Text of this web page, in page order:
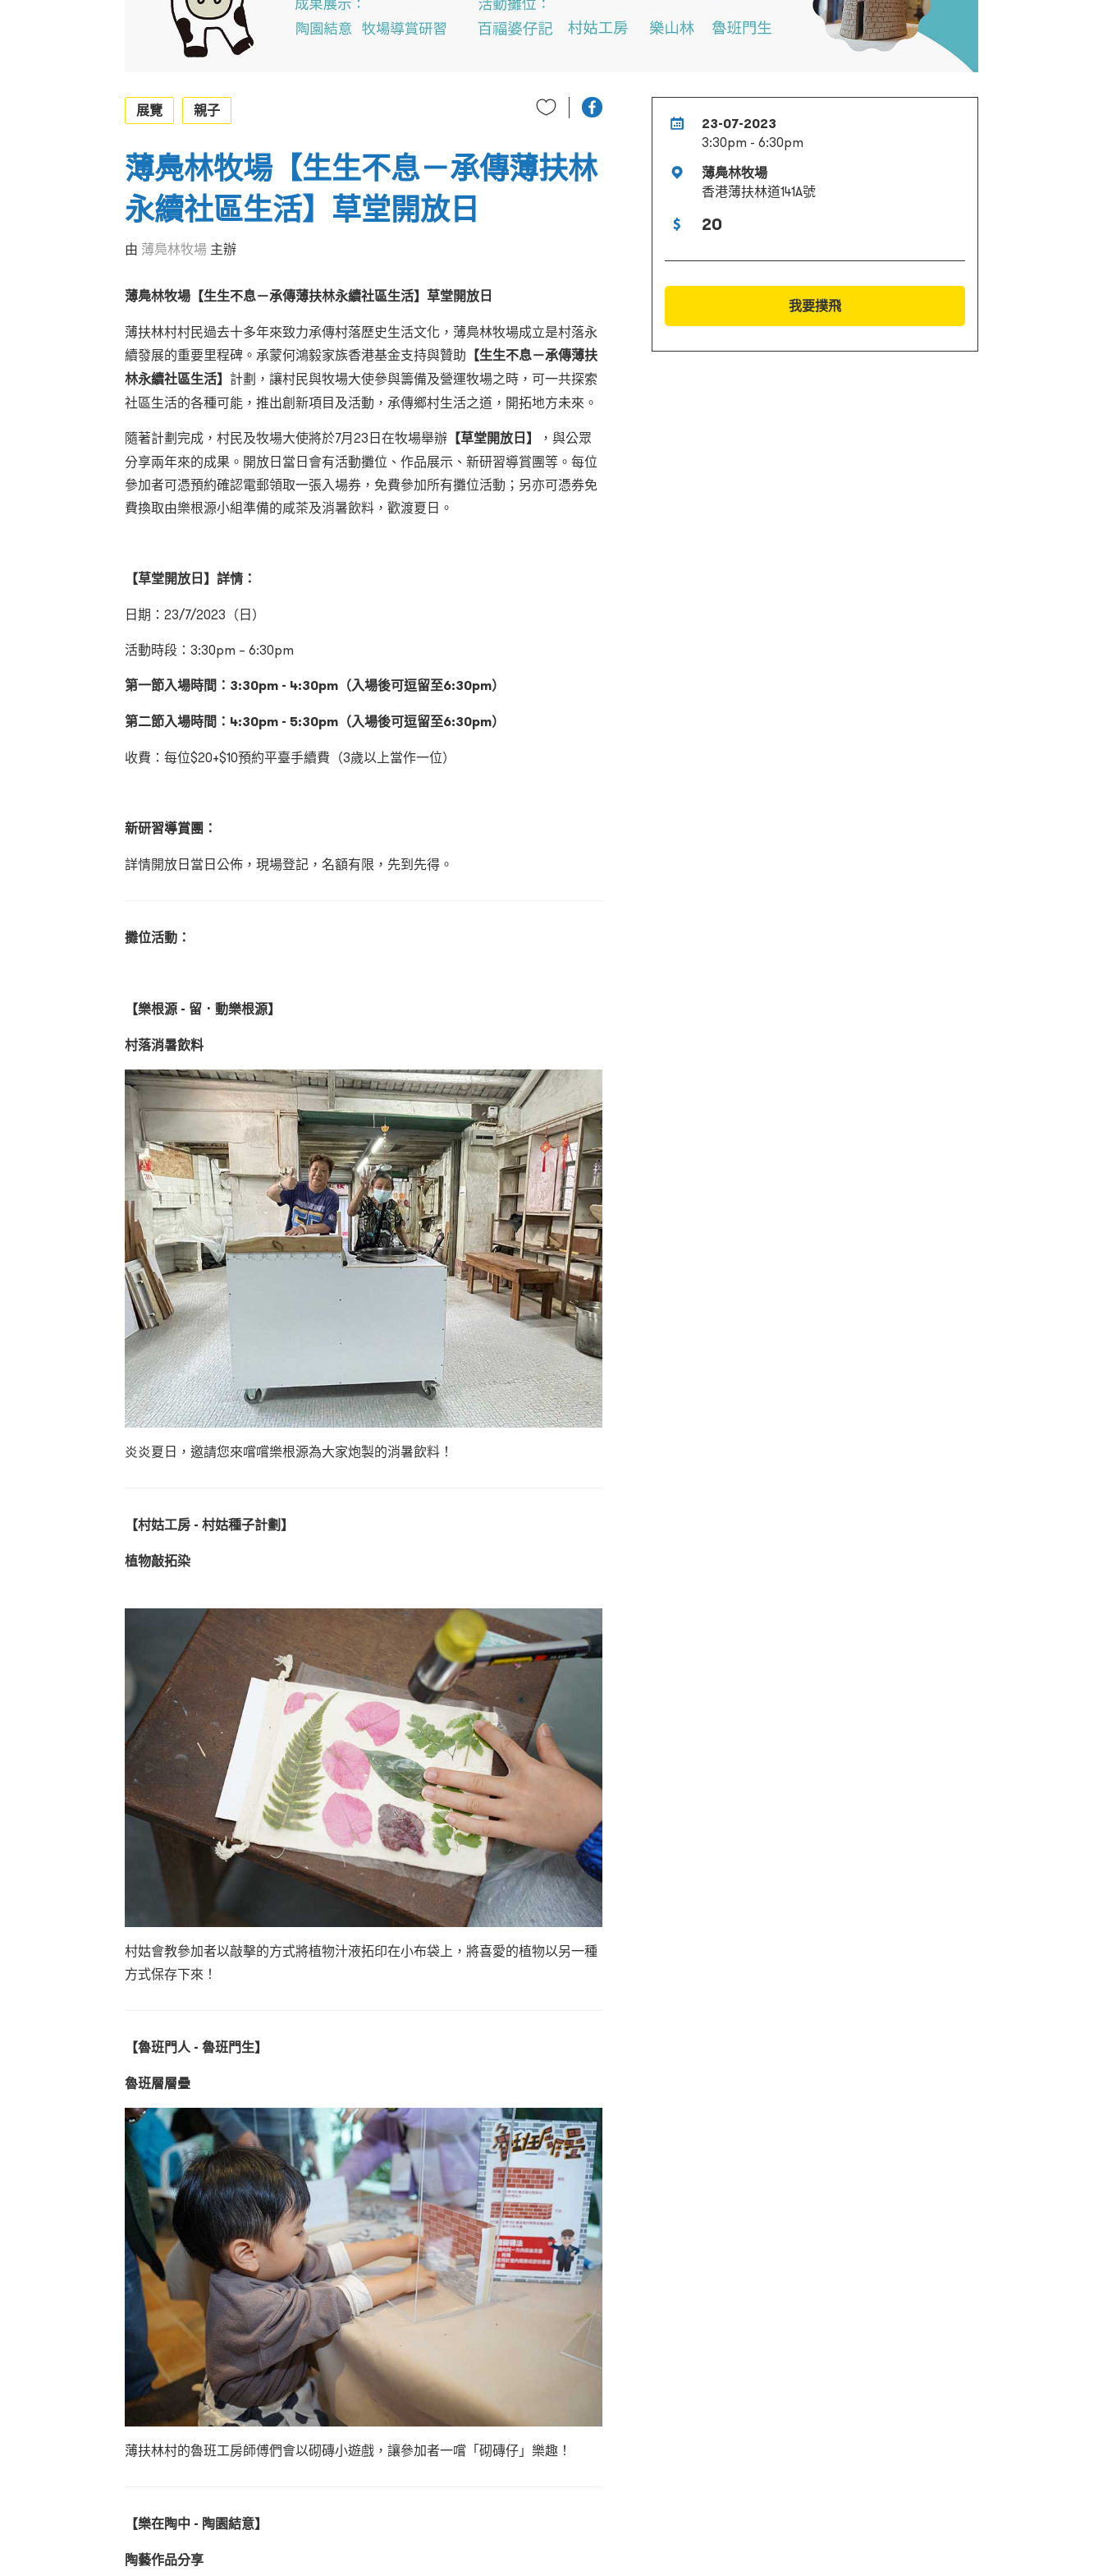
23-07-2023
3:30pm - 6:30pm
薄鳧林牧場
香港薄扶林道141A號
20
我要撲飛
展覽 親子
薄鳧林牧場【生生不息－承傳薄扶林
永續社區生活】草堂開放日
由 薄鳧林牧場 主辦
薄鳧林牧場【生生不息－承傳薄扶林永續社區生活】草堂開放日
薄扶林村村民過去十多年來致力承傳村落歷史生活文化，薄鳧林牧場成立是村落永
續發展的重要里程碑。承蒙何鴻毅家族香港基金支持與贊助 【生生不息－承傳薄扶
林永續社區生活】 計劃，讓村民與牧場大使參與籌備及營運牧場之時，可一共探索
社區生活的各種可能，推出創新項目及活動，承傳鄉村生活之道，開拓地方未來。
隨著計劃完成，村民及牧場大使將於7月23日在牧場舉辦 【草堂開放日】
，與公眾
分享兩年來的成果。開放日當日會有活動攤位、作品展示、新研習導賞團等。每位
參加者可憑預約確認電郵領取一張入場券，免費參加所有攤位活動；另亦可憑券免
費換取由樂根源小組準備的咸茶及消暑飲料，歡渡夏日。
【草堂開放日】詳情：
日期： 23/7/2023 （日）
活動時段： 3:30pm – 6:30pm
第一節入場時間：3:30pm - 4:30pm（入場後可逗留至6:30pm）
第二節入場時間：4:30pm - 5:30pm（入場後可逗留至6:30pm）
收費：每位$20+$10預約平臺手續費（3歲以上當作一位）
新研習導賞團：
詳情開放日當日公佈，現場登記，名額有限，先到先得。
攤位活動：
【樂根源 - 留．動樂根源】
村落消暑飲料
炎炎夏日，邀請您來嚐嚐樂根源為大家炮製的消暑飲料！
【村姑工房 - 村姑種子計劃】
植物敲拓染
村姑會教參加者以敲擊的方式將植物汁液拓印在小布袋上，將喜愛的植物以另一種
方式保存下來！
【魯班門人 - 魯班門生】
魯班層層疊
薄扶林村的魯班工房師傅們會以砌磚小遊戲，讓參加者一嚐「砌磚仔」樂趣！
【樂在陶中 - 陶園結意】
陶藝作品分享